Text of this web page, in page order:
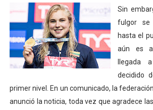
Mundial de Fórmula 1 2026 -
Campeonato de Europa de saltos
Tour de Francia femenino 2026 -
Sin
fulgor se
hasta el
aún es
llegada
decidido
primer nivel. En un comunicado, la
anunció la noticia, toda vez que agradece